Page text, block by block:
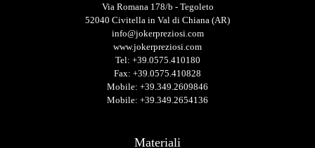
Via Romana 178/b - Tegoleto
52040 Civitella in Val di Chiana (AR)
info@jokerpreziosi.com
www.jokerpreziosi.com
Tel: +39.0575.410180
Fax: +39.0575.410828
Mobile: +39.349.2609846
Mobile: +39.349.2654136
Materiali